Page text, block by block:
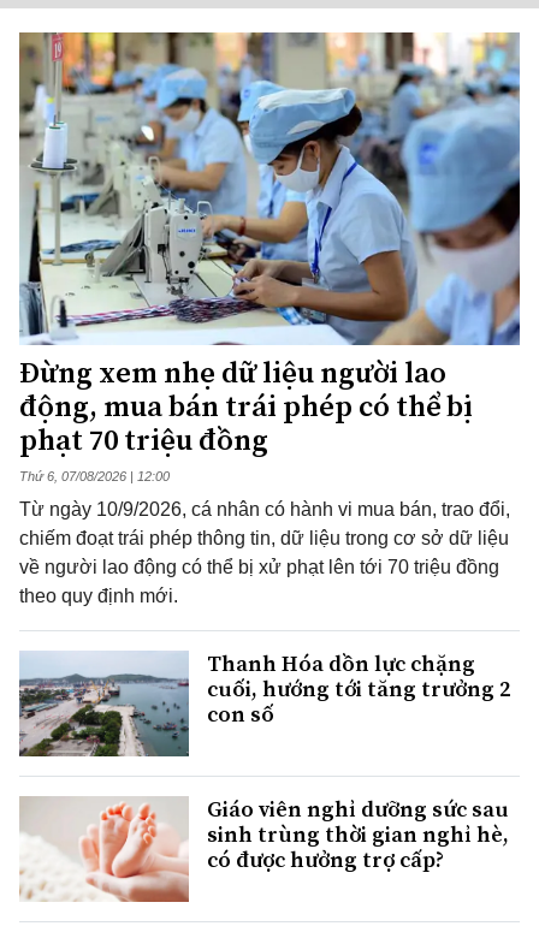
Đừng xem nhẹ dữ liệu người lao
động, mua bán trái phép có thể bị
phạt 70 triệu đồng
Thứ 6, 07/08/2026 | 12:00
Từ ngày 10/9/2026, cá nhân có hành vi mua bán, trao đổi,
chiếm đoạt trái phép thông tin, dữ liệu trong cơ sở dữ liệu
về người lao động có thể bị xử phạt lên tới 70 triệu đồng
theo quy định mới.
Thanh Hóa dồn lực chặng
cuối, hướng tới tăng trưởng 2
con số
Giáo viên nghỉ dưỡng sức sau
sinh trùng thời gian nghỉ hè,
có được hưởng trợ cấp?